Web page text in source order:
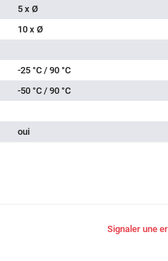
5 x Ø
10 x Ø
-25 °C / 90 °C
-50 °C / 90 °C
oui
Signaler une